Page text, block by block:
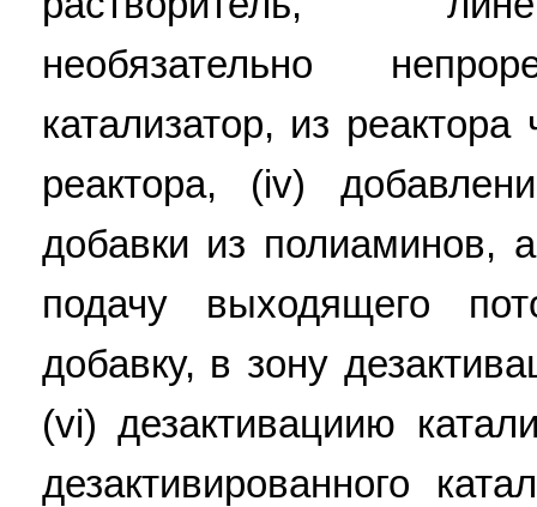
необязательно
катализатор, из
реактора, (iv)
добавки из полиаминов,
подачу выходящего
добавку, в зону
(vi) дезактивациию
дезактивированного